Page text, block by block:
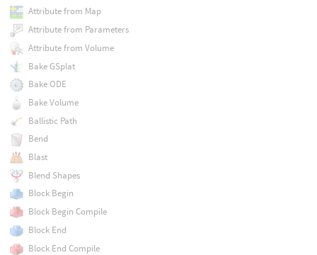
Attribute from Map
Attribute from Parameters
Attribute from Volume
Bake GSplat
Bake ODE
Bake Volume
Ballistic Path
Bend
Blast
Blend Shapes
Block Begin
Block Begin Compile
Block End
Block End Compile